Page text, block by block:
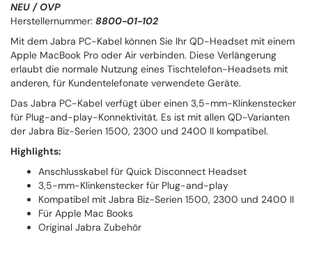
NEU / OVP
Herstellernummer: 8800-01-102
Mit dem Jabra PC-Kabel können Sie Ihr QD-Headset mit einem
Apple MacBook Pro oder Air verbinden. Diese Verlängerung
erlaubt die normale Nutzung eines Tischtelefon-Headsets mit
anderen, für Kundentelefonate verwendete Geräte.
Das Jabra PC-Kabel verfügt über einen 3,5-mm-Klinkenstecker
für Plug-and-play-Konnektivität. Es ist mit allen QD-Varianten
der Jabra Biz-Serien 1500, 2300 und 2400 II kompatibel.
Highlights:
Anschlusskabel für Quick Disconnect Headset
3,5-mm-Klinkenstecker für Plug-and-play
Kompatibel mit Jabra Biz-Serien 1500, 2300 und 2400 II
Für Apple Mac Books
Original Jabra Zubehör